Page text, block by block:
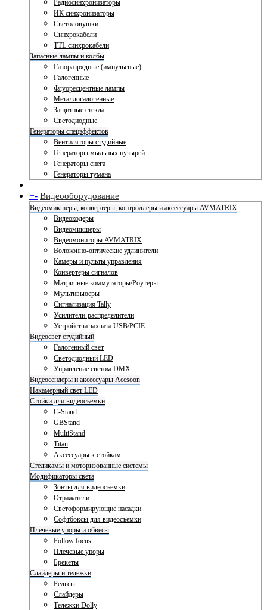
Радиосинхронизаторы
ИК синхронизаторы
Светоловушки
Синхрокабели
TTL синхрокабели
Запасные лампы и колбы
Газоразрядные (импульсные)
Галогенные
Флуоресцентные лампы
Металлогалогенные
Защитные стекла
Светодиодные
Генераторы спецэффектов
Вентиляторы студийные
Генераторы мыльных пузырей
Генераторы снега
Генераторы тумана
+- Видеооборудование
Видеомикшеры, конвертеры, контроллеры и аксессуары AVMATRIX
Видеокодеры
Видеомикшеры
Видеомониторы AVMATRIX
Волоконно-оптические удлинители
Камеры и пульты управления
Конвертеры сигналов
Матричные коммутаторы/Роутеры
Мультивьюеры
Сигнализация Tally
Усилители-распределители
Устройства захвата USB/PCIE
Видеосвет студийный
Галогенный свет
Светодиодный LED
Управление светом DMX
Видеосендеры и аксессуары Accsoon
Накамерный свет LED
Стойки для видеосъемки
C-Stand
GBStand
MultiStand
Titan
Аксессуары к стойкам
Стедикамы и моторизованные системы
Модификаторы света
Зонты для видеосъемки
Отражатели
Светоформирующие насадки
Софтбоксы для видеосъемки
Плечевые упоры и обвесы
Follow focus
Плечевые упоры
Брекеты
Слайдеры и тележки
Рельсы
Слайдеры
Тележки Dolly